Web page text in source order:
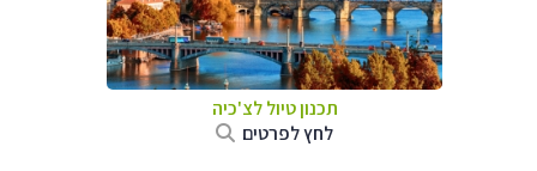
תכנון טיול לצ'כיה
לחץ לפרטים